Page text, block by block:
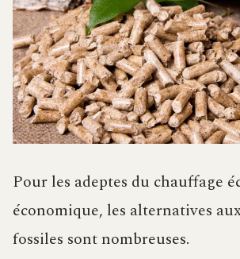
Pour les adeptes du chauffage
économique, les alternatives
fossiles sont nombreuses.